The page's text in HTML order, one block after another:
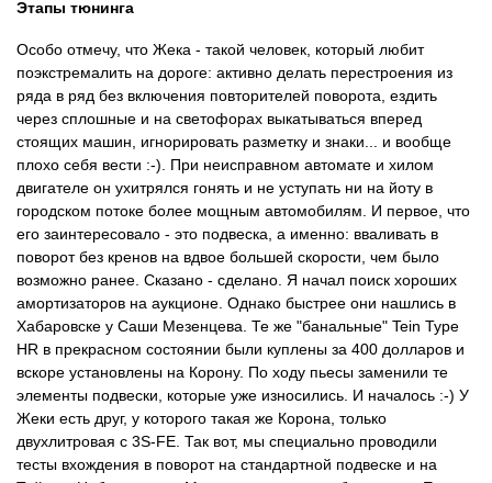
Этапы тюнинга
Особо отмечу, что Жека - такой человек, который любит
поэкстремалить на дороге: активно делать перестроения из
ряда в ряд без включения повторителей поворота, ездить
через сплошные и на светофорах выкатываться вперед
стоящих машин, игнорировать разметку и знаки... и вообще
плохо себя вести :-). При неисправном автомате и хилом
двигателе он ухитрялся гонять и не уступать ни на йоту в
городском потоке более мощным автомобилям. И первое, что
его заинтересовало - это подвеска, а именно: вваливать в
поворот без кренов на вдвое большей скорости, чем было
возможно ранее. Сказано - сделано. Я начал поиск хороших
амортизаторов на аукционе. Однако быстрее они нашлись в
Хабаровске у Саши Мезенцева. Те же "банальные" Tein Type
HR в прекрасном состоянии были куплены за 400 долларов и
вскоре установлены на Корону. По ходу пьесы заменили те
элементы подвески, которые уже износились. И началось :-) У
Жеки есть друг, у которого такая же Корона, только
двухлитровая с 3S-FE. Так вот, мы специально проводили
тесты вхождения в поворот на стандартной подвеске и на